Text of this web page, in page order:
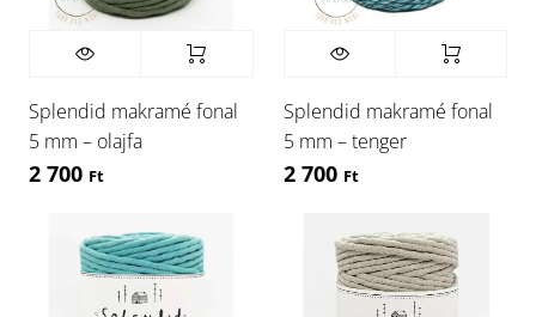
Splendid makramé fonal
5 mm – olajfa
2 700 Ft
Splendid makramé fonal
5 mm – tenger
2 700 Ft